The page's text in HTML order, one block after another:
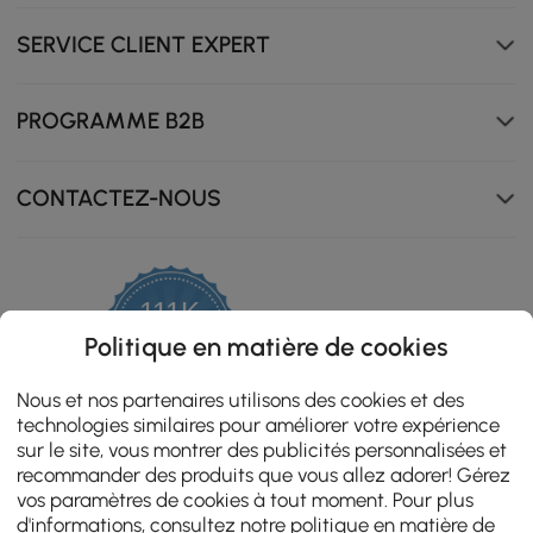
SERVICE CLIENT EXPERT
PROGRAMME B2B
CONTACTEZ-NOUS
111K
star
ZERTIFIZIERTE BEWERTUNGEN
Politique en matière de cookies
Nous et nos partenaires utilisons des cookies et des
technologies similaires pour améliorer votre expérience
sur le site, vous montrer des publicités personnalisées et
recommander des produits que vous allez adorer! Gérez
vos paramètres de cookies à tout moment. Pour plus
d'informations, consultez notre politique en matière de